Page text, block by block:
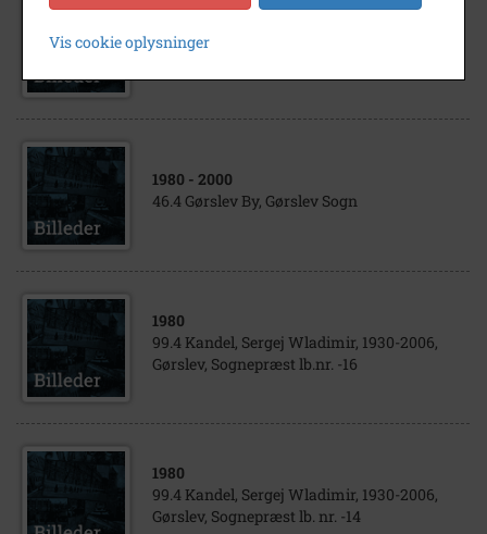
46.4 Gørslev, Gørslev
1980 - 2000
46.4 Gørslev By, Gørslev Sogn
1980
99.4 Kandel, Sergej Wladimir, 1930-2006,
Gørslev, Sognepræst lb.nr. -16
1980
99.4 Kandel, Sergej Wladimir, 1930-2006,
Gørslev, Sognepræst lb. nr. -14
Vis cookie oplysninger